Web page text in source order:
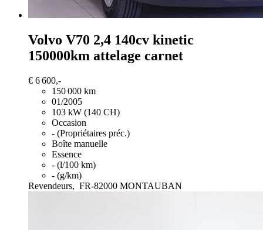
Volvo V70 2,4 140cv kinetic
150000km attelage carnet
€ 6 600,-
150 000 km
01/2005
103 kW (140 CH)
Occasion
- (Propriétaires préc.)
Boîte manuelle
Essence
- (l/100 km)
- (g/km)
Revendeurs, FR-82000 MONTAUBAN